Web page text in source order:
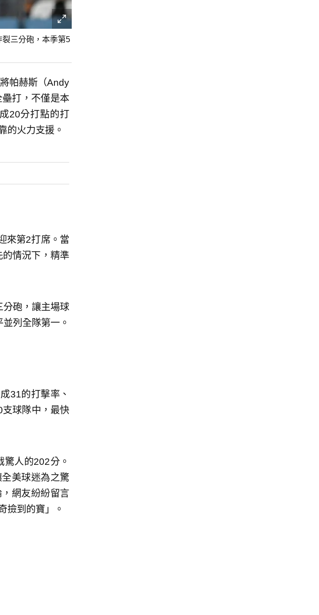
三分砲，本季第5
帕赫斯（Andy
打，不僅是本
20分打點的打
的火力支援。
來第2打席。當
情況下，精準
砲，讓主場球
列全隊第一。
31的打擊率、
球隊中，最快
人的202分。
美球迷為之驚
網友紛紛留言
撿到的寶」。